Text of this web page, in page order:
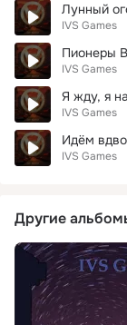
Лунный
IVS Games
Пионеры
IVS Games
Я жду, я
IVS Games
Идём
IVS Games
Другие